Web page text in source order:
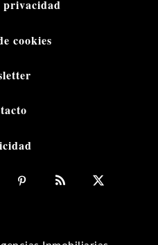
privacidad
cookies